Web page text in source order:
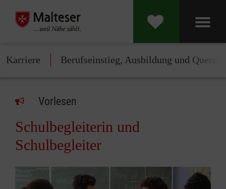
Karriere Berufseinstieg, Ausbildung und
Vorlesen
Schulbegleiterin und
Schulbegleiter